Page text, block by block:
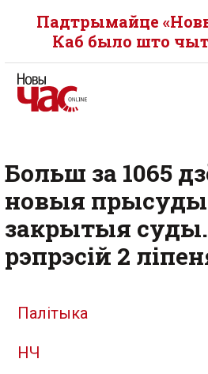
Падтрымайце
Каб было што
Больш за 1065
новыя прысуды
закрытыя суды.
рэпрэсій 2
Палітыка
НЧ